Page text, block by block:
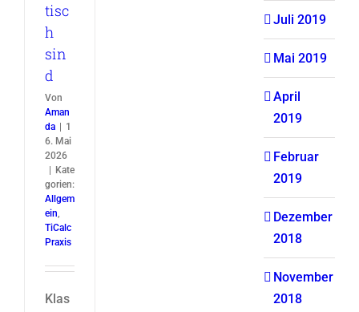
tisc
h
sin
d
Von
Aman
da
1
6. Mai
2026
Kate
gorien:
Allgem
ein,
TiCalc
Praxis
Klas
Juli 2019
Mai 2019
April
2019
Februar
2019
Dezember
2018
November
2018